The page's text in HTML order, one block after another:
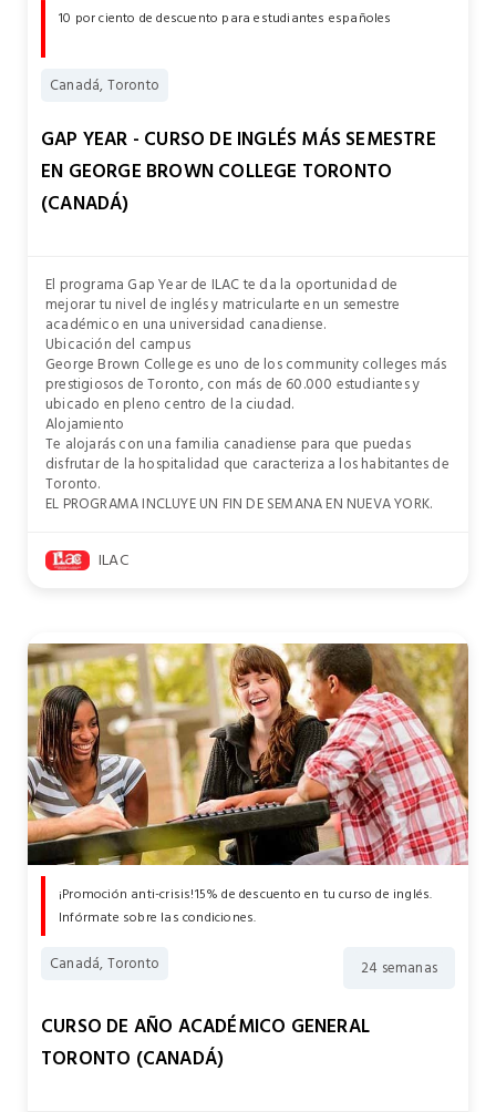
10 por ciento de descuento para estudiantes españoles
Canadá, Toronto
GAP YEAR - CURSO DE INGLÉS MÁS SEMESTRE
EN GEORGE BROWN COLLEGE TORONTO
(CANADÁ)
El programa Gap Year de ILAC te da la oportunidad de
mejorar tu nivel de inglés y matricularte en un semestre
académico en una universidad canadiense.
Ubicación del campus
George Brown College es uno de los community colleges más
prestigiosos de Toronto, con más de 60.000 estudiantes y
ubicado en pleno centro de la ciudad.
Alojamiento
Te alojarás con una familia canadiense para que puedas
disfrutar de la hospitalidad que caracteriza a los habitantes de
Toronto.
EL PROGRAMA INCLUYE UN FIN DE SEMANA EN NUEVA YORK.
ILAC
¡Promoción anti-crisis!15% de descuento en tu curso de inglés.
Infórmate sobre las condiciones.
Canadá, Toronto 24 semanas
CURSO DE AÑO ACADÉMICO GENERAL
TORONTO (CANADÁ)